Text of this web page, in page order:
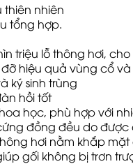
thiên nhiên
tổng hợp.
triệu lỗ thông hơi,
hiệu quả vùng cổ
ký sinh trùng
hồi tốt
học, phù hợp với
đồng đều do
hơi nằm khắp mặt
gối không bị trơn